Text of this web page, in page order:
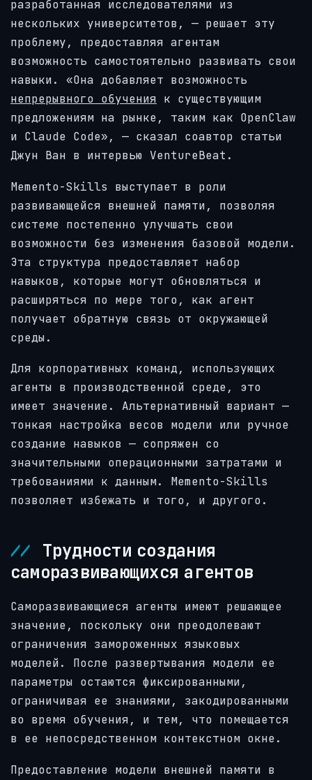
разработанная исследователями из
нескольких университетов, — решает эту
проблему, предоставляя агентам
возможность самостоятельно развивать свои
навыки. «Она добавляет возможность
непрерывного обучения к существующим
предложениям на рынке, таким как OpenClaw
и Claude Code», — сказал соавтор статьи
Джун Ван в интервью VentureBeat.
Memento-Skills выступает в роли
развивающейся внешней памяти, позволяя
системе постепенно улучшать свои
возможности без изменения базовой модели.
Эта структура предоставляет набор
навыков, которые могут обновляться и
расширяться по мере того, как агент
получает обратную связь от окружающей
среды.
Для корпоративных команд, использующих
агенты в производственной среде, это
имеет значение. Альтернативный вариант —
тонкая настройка весов модели или ручное
создание навыков — сопряжен со
значительными операционными затратами и
требованиями к данным. Memento-Skills
позволяет избежать и того, и другого.
Трудности создания
саморазвивающихся агентов
Саморазвивающиеся агенты имеют решающее
значение, поскольку они преодолевают
ограничения замороженных языковых
моделей. После развертывания модели ее
параметры остаются фиксированными,
ограничивая ее знаниями, закодированными
во время обучения, и тем, что помещается
в ее непосредственном контекстном окне.
Предоставление модели внешней памяти в